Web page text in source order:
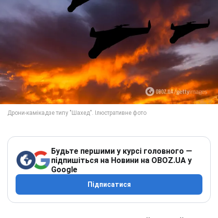
Будьте першими у курсі головного —
підпишіться на Новини на OBOZ.UA у
Google
Підписатися